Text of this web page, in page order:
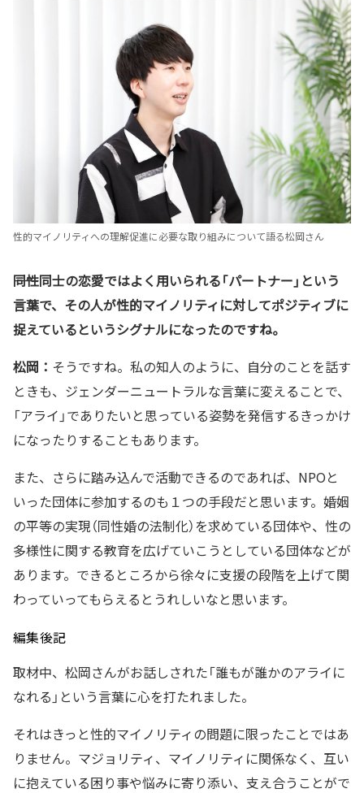
性的マイノリティへの理解促進に必要な取り組みについて語る松岡さん
――同性同士の恋愛ではよく用いられる「パートナー」という
言葉で、その人が性的マイノリティに対してポジティブに
捉えているというシグナルになったのですね。
松岡： そうですね。私の知人のように、自分のことを話す
ときも、ジェンダーニュートラルな言葉に変えることで、
「アライ」でありたいと思っている姿勢を発信するきっかけ
になったりすることもあります。
また、さらに踏み込んで活動できるのであれば、NPOと
いった団体に参加するのも１つの手段だと思います。婚姻
の平等の実現（同性婚の法制化）を求めている団体や、性の
多様性に関する教育を広げていこうとしている団体などが
あります。できるところから徐々に支援の段階を上げて関
わっていってもらえるとうれしいなと思います。
編集後記
取材中、松岡さんがお話しされた「誰もが誰かのアライに
なれる」という言葉に心を打たれました。
それはきっと性的マイノリティの問題に限ったことではあ
りません。マジョリティ、マイノリティに関係なく、互い
に抱えている困り事や悩みに寄り添い、支え合うことがで